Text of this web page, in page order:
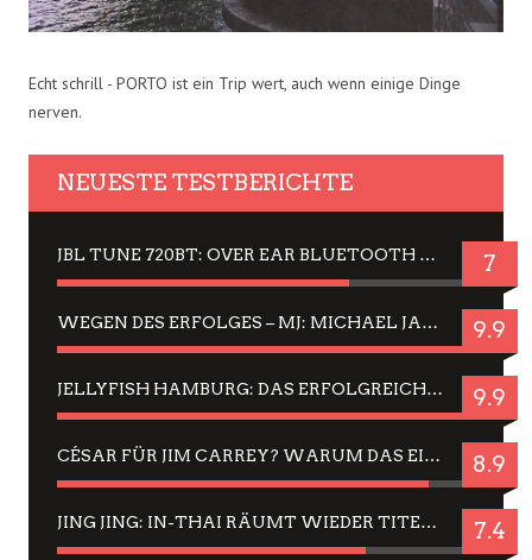
Echt schrill - PORTO ist ein Trip wert, auch wenn einige Dinge
nerven.
NEUESTE TESTBERICHTE
JBL TUNE 720BT: OVER EAR BLUETOOTH KOPFHÖRER UM DIE 50,-€ IM DAUER-TEST 7
WEGEN DES ERFOLGES – MJ: MICHAEL JACKSON MUSICAL IN EINER MATINEE SEHEN 9.9
JELLYFISH HAMBURG: DAS ERFOLGREICHE SOMMER-MENÜ 2025 IN GEFÜHLEN UND BILDERN 9.9
CÉSAR FÜR JIM CARREY? WARUM DAS EINER DER NERVIGSTEN ACTORS IST UND BLEIBT 8.9
JING JING: IN-THAI RÄUMT WIEDER TITEL AB – EIN ZWEI-STUNDEN-ERLEBNISBERICHT 7.4